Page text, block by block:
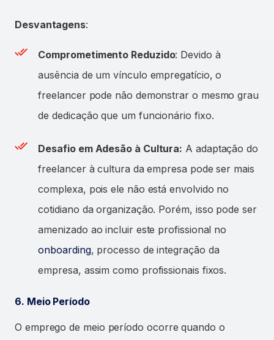
Desvantagens:
Comprometimento Reduzido: Devido à
ausência de um vínculo empregatício, o
freelancer pode não demonstrar o mesmo grau
de dedicação que um funcionário fixo.
Desafio em Adesão à Cultura: A adaptação do
freelancer à cultura da empresa pode ser mais
complexa, pois ele não está envolvido no
cotidiano da organização. Porém, isso pode ser
amenizado ao incluir este profissional no
onboarding, processo de integração da
empresa, assim como profissionais fixos.
6. Meio Período
O emprego de meio período ocorre quando o